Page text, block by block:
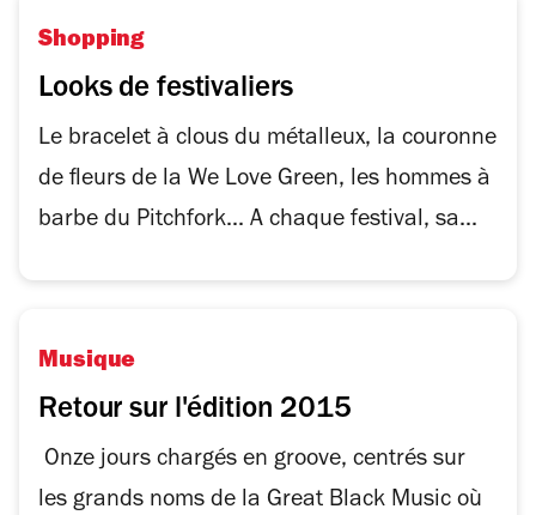
Shopping
Looks de festivaliers
Le bracelet à clous du métalleux, la couronne
de fleurs de la We Love Green, les hommes à
barbe du Pitchfork... A chaque festival, sa...
Musique
Retour sur l'édition 2015
Onze jours chargés en groove, centrés sur
les grands noms de la Great Black Music où